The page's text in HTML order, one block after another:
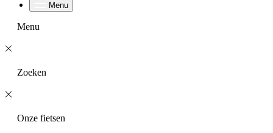
Menu
Menu
Zoeken
Onze fietsen